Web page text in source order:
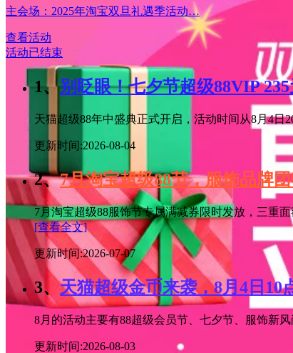
主会场：2025年淘宝双旦礼遇季活动…
查看活动
活动已结束
1、别眨眼！七夕节超级88VIP
天猫超级88年中盛典正式开启，活动时间从8月4日
更新时间:2026-08-04
2、7月淘宝超级88节，服饰品牌
7月淘宝超级88服饰节专属满减券限时发放，三重
[查看全文]
更新时间:2026-07-07
3、天猫超级金币来袭，8月4日10
8月的活动主要有88超级会员节、七夕节、服饰新
更新时间:2026-08-03